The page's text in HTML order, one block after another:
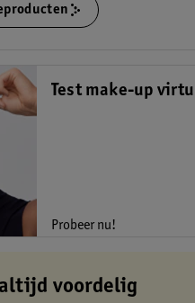
Test make-up
Probeer nu!
voordelig